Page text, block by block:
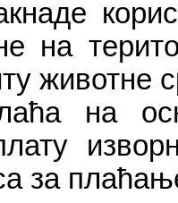
на
животне
на
за